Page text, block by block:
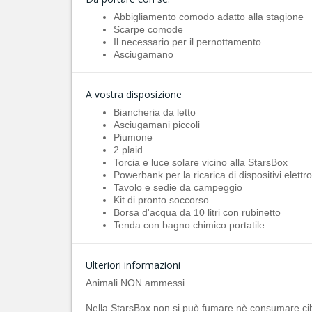
Abbigliamento comodo adatto alla stagione
Scarpe comode
Il necessario per il pernottamento
Asciugamano
A vostra disposizione
Biancheria da letto
Asciugamani piccoli
Piumone
2 plaid
Torcia e luce solare vicino alla StarsBox
Powerbank per la ricarica di dispositivi
Tavolo e sedie da campeggio
Kit di pronto soccorso
Borsa d'acqua da 10 litri con rubinetto
Tenda con bagno chimico portatile
Ulteriori informazioni
Animali NON ammessi.
Nella StarsBox non si può fumare nè consumare